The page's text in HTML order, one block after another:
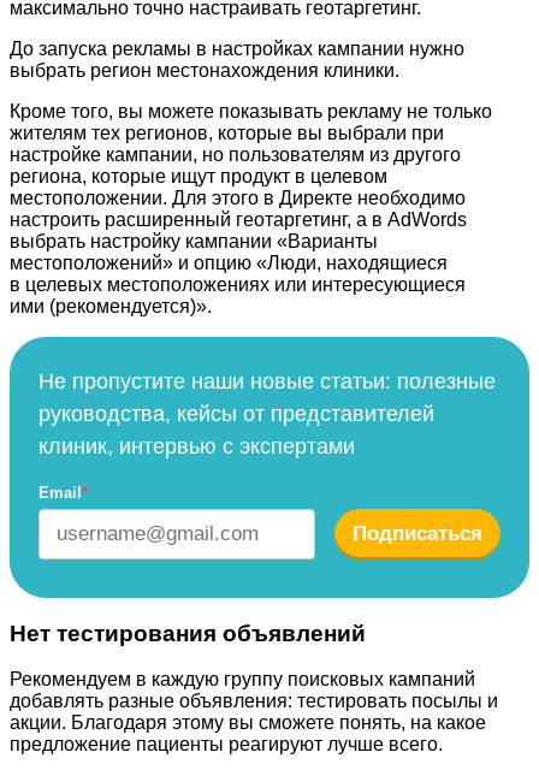
максимально точно настраивать геотаргетинг.
До запуска рекламы в настройках кампании нужно
выбрать регион местонахождения клиники.
Кроме того, вы можете показывать рекламу не только
жителям тех регионов, которые вы выбрали при
настройке кампании, но пользователям из другого
региона, которые ищут продукт в целевом
местоположении. Для этого в Директе необходимо
настроить расширенный геотаргетинг, а в AdWords
выбрать настройку кампании «Варианты
местоположений» и опцию «Люди, находящиеся
в целевых местоположениях или интересующиеся
ими (рекомендуется)».
Не пропустите наши новые статьи: полезные
руководства, кейсы от представителей
клиник, интервью с экспертами
Email *
Подписаться
Нет тестирования объявлений
Рекомендуем в каждую группу поисковых кампаний
добавлять разные объявления: тестировать посылы и
акции. Благодаря этому вы сможете понять, на какое
предложение пациенты реагируют лучше всего.